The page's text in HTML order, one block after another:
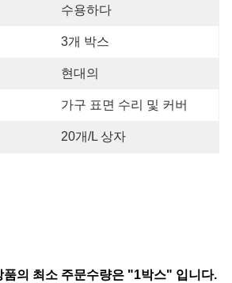
수용하다
3개 박스
현대의
가구 표면 수리 및 커버
20개/L 상자
품의 최소 주문수량은 "1박스" 입니다.